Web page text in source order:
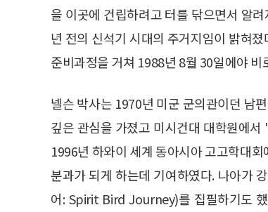
을 이곳에 건립하려고 터를 닦으면서 알
년 전의 신석기 시대의 주거지임이 밝혀
준비과정을 거쳐 1988년 8월 30일에야
넬슨 박사는 1970년 미군 군의관이던 남
깊은 관심을 가졌고 미시건대 대학원에
1996년 하와이 세계 동아시아 고고학대
분과가 되게 하는데 기여하였다. 나아가
어: Spirit Bird Journey)를 집필하기도